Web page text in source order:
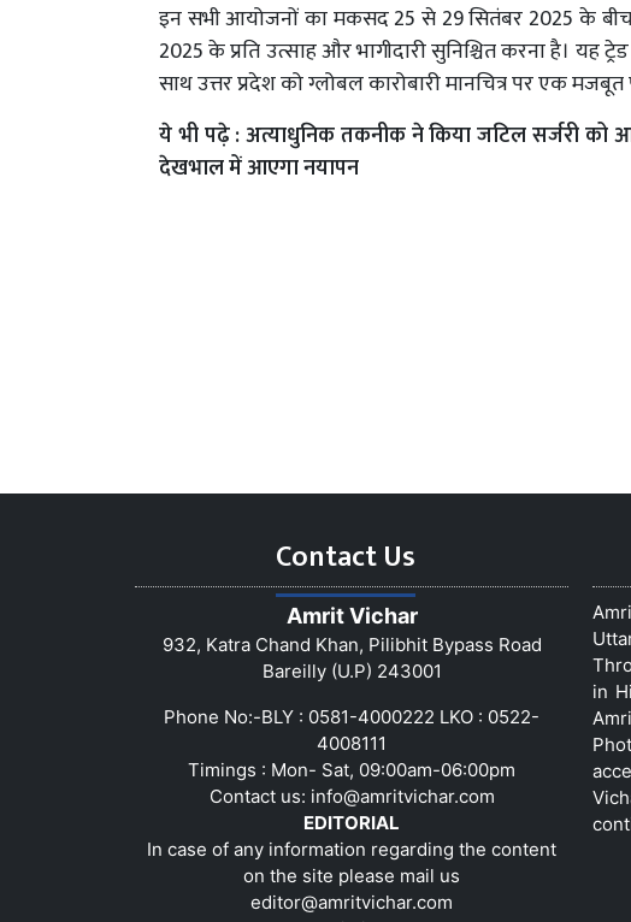
इन सभी आयोजनों का मकसद 25 से 29 सितंबर 2025 के बीच
2025 के प्रति उत्साह और भागीदारी सुनिश्चित करना है। यह
साथ उत्तर प्रदेश को ग्लोबल कारोबारी मानचित्र पर एक
ये भी पढ़े :अत्याधुनिक तकनीक ने किया जटिल सर्जरी
देखभाल में आएगा नयापन
Contact Us
Amrit Vichar
932, Katra Chand Khan, Pilibhit Bypass Road
Bareilly (U.P) 243001
Phone No:-BLY : 0581-4000222 LKO : 0522-
4008111
Timings : Mon- Sat, 09:00am-06:00pm
Contact us: info@amritvichar.com
EDITORIAL
In case of any information regarding the content
on the site please mail us
editor@amritvichar.com
in